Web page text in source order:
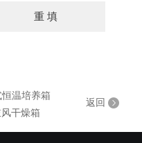
温培养箱
干燥箱
返回